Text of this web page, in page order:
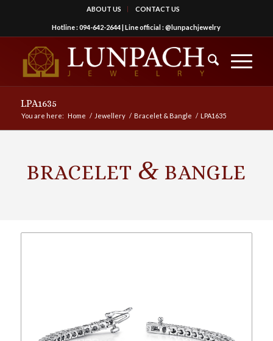
ABOUT US CONTACT US
Hotline :094-642-2644| Line official :@lunpachjewelry
LPA1635
You are here: Home / Jewellery / Bracelet & Bangle / LPA1635
BRACELET & BANGLE